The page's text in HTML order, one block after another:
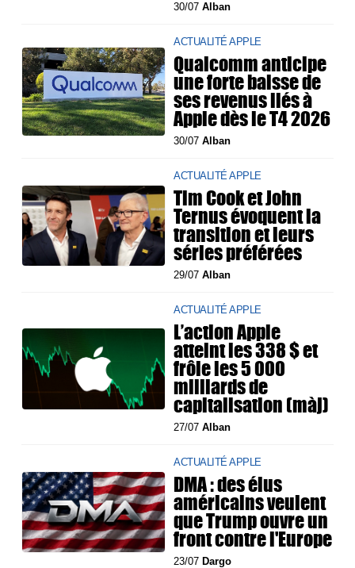
30/07Alban
ACTUALITÉ APPLE
Qualcomm anticipe
une forte baisse de
ses revenus liés à
Apple dès le T4 2026
30/07Alban
ACTUALITÉ APPLE
Tim Cook et John
Ternus évoquent la
transition et leurs
séries préférées
29/07Alban
ACTUALITÉ APPLE
L’action Apple
atteint les 338 $ et
frôle les 5 000
milliards de
capitalisation (màj)
27/07Alban
ACTUALITÉ APPLE
DMA : des élus
américains veulent
que Trump ouvre un
front contre l'Europe
23/07 Dargo